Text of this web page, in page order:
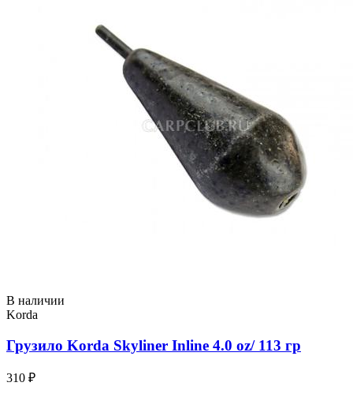
В наличии
Korda
Грузило Korda Skyliner Inline 4.0 oz/ 113 гр
310 ₽